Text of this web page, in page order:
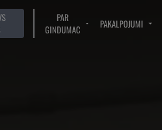
PAR
GINDUMAC
PAKALPOJUMI